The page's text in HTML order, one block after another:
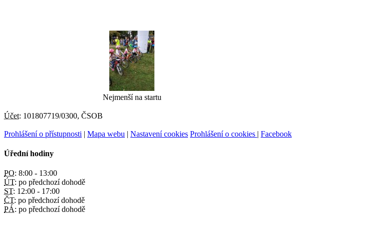
Nejmenší na startu
Účet: 101807719/0300, ČSOB
Prohlášení o přístupnosti | Mapa webu | Nastavení cookies Prohlášení o cookies | Facebook
Úřední hodiny
PO: 8:00 - 13:00
ÚT: po předchozí dohodě
ST: 12:00 - 17:00
ČT: po předchozí dohodě
PÁ: po předchozí dohodě